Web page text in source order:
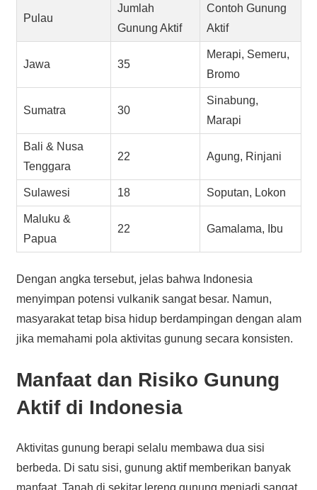
Pulau
Jumlah
Gunung Aktif
Contoh Gunung
Aktif
Jawa 35
Merapi, Semeru,
Bromo
Sumatra 30
Sinabung,
Marapi
Bali & Nusa
Tenggara
22 Agung, Rinjani
Sulawesi 18 Soputan, Lokon
Maluku &
Papua
22 Gamalama, Ibu
Dengan angka tersebut, jelas bahwa Indonesia
menyimpan potensi vulkanik sangat besar. Namun,
masyarakat tetap bisa hidup berdampingan dengan alam
jika memahami pola aktivitas gunung secara konsisten.
Manfaat dan Risiko Gunung
Aktif di Indonesia
Aktivitas gunung berapi selalu membawa dua sisi
berbeda. Di satu sisi, gunung aktif memberikan banyak
manfaat. Tanah di sekitar lereng gunung menjadi sangat